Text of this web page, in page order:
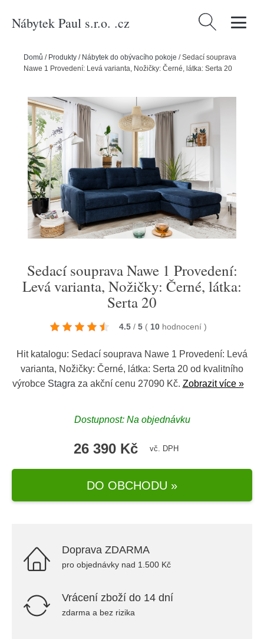
Nábytek Paul s.r.o. .cz Vyhledávání
Domů / Produkty / Nábytek do obývacího pokoje /Sedací souprava
Nawe 1 Provedení: Levá varianta, Nožičky: Černé, látka: Serta 20
Sedací souprava Nawe 1 Provedení:
Levá varianta, Nožičky: Černé, látka:
Serta 20
4.5 / 5 ( 10 hodnocení )
Hit katalogu: Sedací souprava Nawe 1 Provedení: Levá
varianta, Nožičky: Černé, látka: Serta 20 od kvalitního
výrobce Stagra za akční cenu 27090 Kč. Zobrazit více »
Dostupnost: Na objednávku
26 390 Kč vč. DPH
DO OBCHODU »
Doprava ZDARMA
pro objednávky nad 1.500 Kč
Vrácení zboží do 14 dní
zdarma a bez rizika